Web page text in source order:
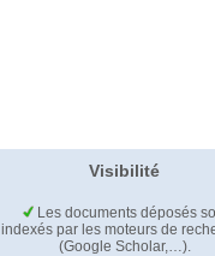
Visibilité
Les documents déposés
indexés par les moteurs de
(Google Scholar,…).